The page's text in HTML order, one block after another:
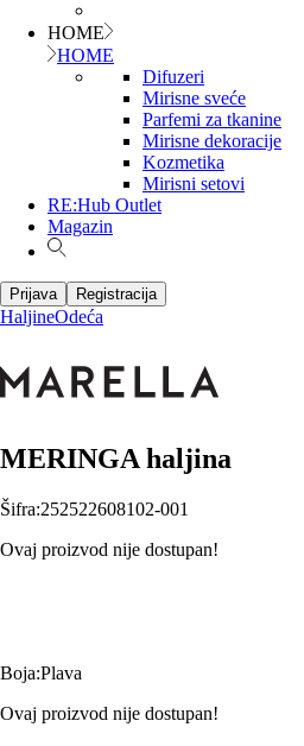
HOME
HOME
Difuzeri
Mirisne sveće
Parfemi za tkanine
Mirisne dekoracije
Kozmetika
Mirisni setovi
RE:Hub Outlet
Magazin
Prijava Registracija
HaljineOdeća
MERINGA haljina
Šifra:252522608102-001
Ovaj proizvod nije dostupan!
Boja:Plava
Ovaj proizvod nije dostupan!